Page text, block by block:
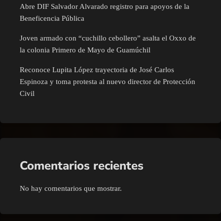
Abre DIF Salvador Alvarado registro para apoyos de la
Beneficencia Pública
Joven armado con “cuchillo cebollero” asalta el Oxxo de
la colonia Primero de Mayo de Guamúchil
Reconoce Lupita López trayectoria de José Carlos
Espinoza y toma protesta al nuevo director de Protección
Civil
Comentarios recientes
No hay comentarios que mostrar.